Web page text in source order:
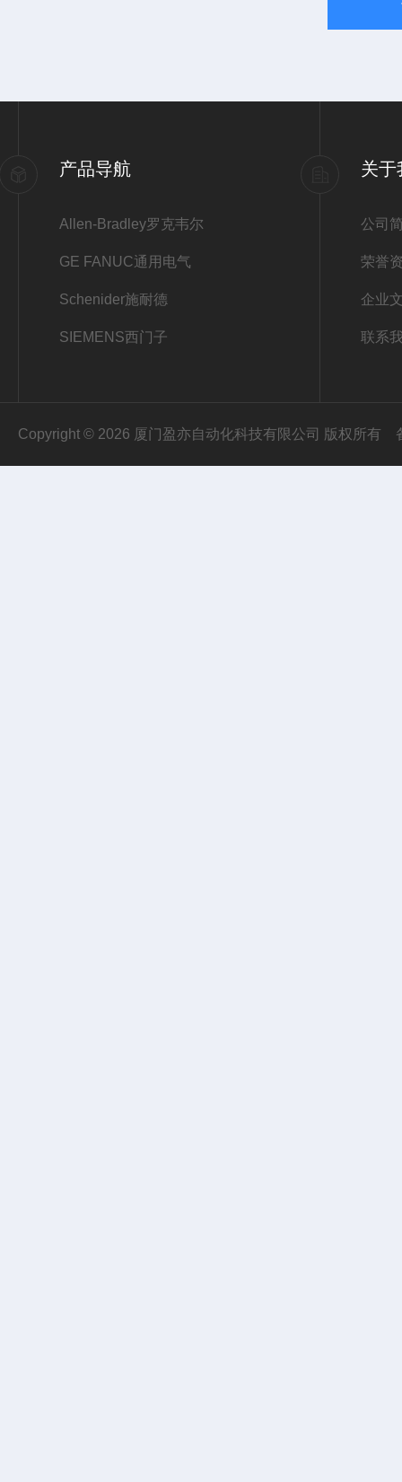
产品导航
Allen-Bradley罗克韦尔
GE FANUC通用电气
Schenider施耐德
SIEMENS西门子
关于
公司
荣誉
企业
联系
Copyright © 2026 厦门盈亦自动化科技有限公司 版权所有